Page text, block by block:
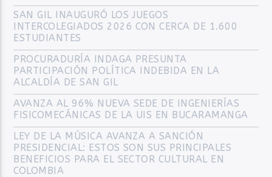
SAN GIL INAUGURÓ LOS JUEGOS
INTERCOLEGIADOS 2026 CON CERCA DE 1.600
ESTUDIANTES
PROCURADURÍA INDAGA PRESUNTA
PARTICIPACIÓN POLÍTICA INDEBIDA EN LA
ALCALDÍA DE SAN GIL
AVANZA AL 96% NUEVA SEDE DE INGENIERÍAS
FISICOMECÁNICAS DE LA UIS EN BUCARAMANGA
LEY DE LA MÚSICA AVANZA A SANCIÓN
PRESIDENCIAL: ESTOS SON SUS PRINCIPALES
BENEFICIOS PARA EL SECTOR CULTURAL EN
COLOMBIA